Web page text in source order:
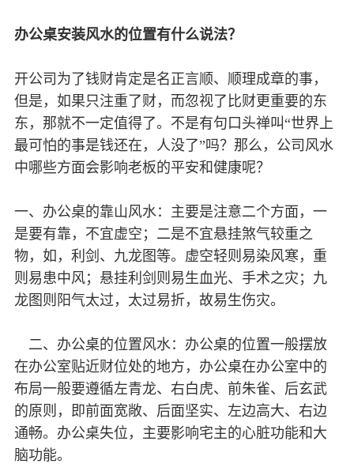
办公桌安装风水的位置有什么说法？
开公司为了钱财肯定是名正言顺、顺理成章的事，
但是，如果只注重了财，而忽视了比财更重要的东
东，那就不一定值得了。不是有句口头禅叫“世界上
最可怕的事是钱还在，人没了”吗？那么，公司风水
中哪些方面会影响老板的平安和健康呢？
一、办公桌的靠山风水：主要是注意二个方面，一
是要有靠，不宜虚空；二是不宜悬挂煞气较重之
物，如，利剑、九龙图等。虚空轻则易染风寒，重
则易患中风；悬挂利剑则易生血光、手术之灾；九
龙图则阳气太过，太过易折，故易生伤灾。
二、办公桌的位置风水：办公桌的位置一般摆放
在办公室贴近财位处的地方，办公桌在办公室中的
布局一般要遵循左青龙、右白虎、前朱雀、后玄武
的原则，即前面宽敞、后面坚实、左边高大、右边
通畅。办公桌失位，主要影响宅主的心脏功能和大
脑功能。